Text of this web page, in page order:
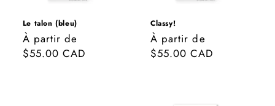
Le talon (bleu)
Prix
habituel
À partir de
$55.00 CAD
Classy!
Prix
habituel
À partir de
$55.00 CAD